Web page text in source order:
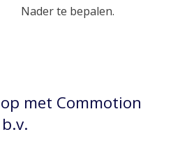
Nader te bepalen.
met Commotion